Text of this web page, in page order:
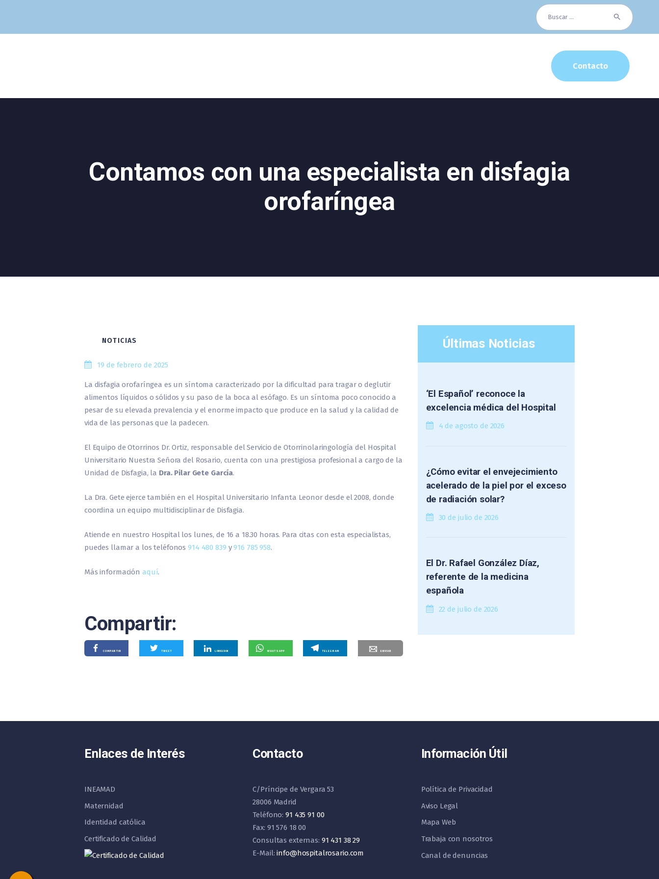
Buscar:
Contacto
Contamos con una especialista en disfagia
orofaríngea
Especialidades
Noticias
NOTICIAS
19 de febrero de 2025
La disfagia orofaríngea es un síntoma caracterizado por la dificultad para tragar o deglutir
alimentos líquidos o sólidos y su paso de la boca al esófago. Es un síntoma poco conocido a
pesar de su elevada prevalencia y el enorme impacto que produce en la salud y la calidad de
vida de las personas que la padecen.
El Equipo de Otorrinos Dr. Ortiz, responsable del Servicio de Otorrinolaringología del Hospital
Universitario Nuestra Señora del Rosario, cuenta con una prestigiosa profesional a cargo de la
Unidad de Disfagia, la Dra. Pilar Gete García.
La Dra. Gete ejerce también en el Hospital Universitario Infanta Leonor desde el 2008, donde
coordina un equipo multidisciplinar de Disfagia.
Atiende en nuestro Hospital los lunes, de 16 a 18.30 horas. Para citas con esta especialistas,
puedes llamar a los teléfonos914 480 839 y916 785 958.
Más información aquí.
Compartir:
COMPARTIR TWEET LINKEDIN WHATSAPP TELEGRAM ENVIAR
Últimas Noticias
‘El Español’ reconoce la
excelencia médica del Hospital
4 de agosto de 2026
¿Cómo evitar el envejecimiento
acelerado de la piel por el exceso
de radiación solar?
30 de julio de 2026
El Dr. Rafael González Díaz,
referente de la medicina
española
22 de julio de 2026
Enlaces de Interés
INEAMAD
Maternidad
Identidad católica
Certificado de Calidad
Contacto
C/Príncipe de Vergara 53
28006 Madrid
Teléfono:91 435 91 00
Fax: 91 576 18 00
Consultas externas: 91 431 38 29
E-Mail:info@hospitalrosario.com
Información Útil
Política de Privacidad
Aviso Legal
Mapa Web
Trabaja con nosotros
Canal de denuncias